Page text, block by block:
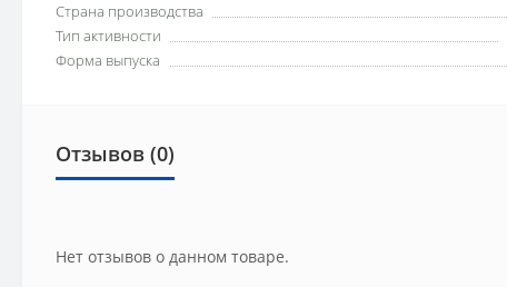
Страна производства
Тип активности
Форма выпуска
Отзывов (0)
Нет отзывов о данном товаре.